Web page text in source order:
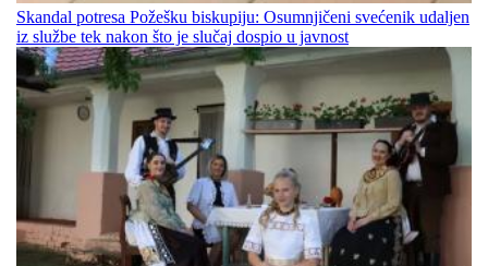
Skandal potresa Požešku biskupiju: Osumnjičeni svećenik udaljen
iz službe tek nakon što je slučaj dospio u javnost